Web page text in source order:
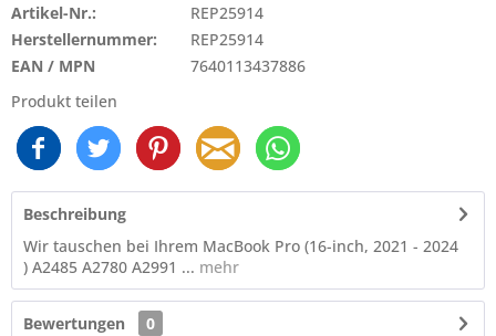
Artikel-Nr.:
REP25914
Herstellernummer:
REP25914
EAN / MPN
7640113437886
Produkt teilen
Beschreibung
Wir tauschen bei Ihrem MacBook Pro (16-inch, 2021 - 2024
) A2485 A2780 A2991 ... mehr
Bewertungen
0